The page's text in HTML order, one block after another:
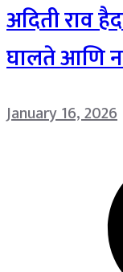
अदिती राव
घालते आणि
January 16, 2026